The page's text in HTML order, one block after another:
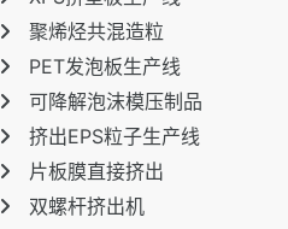
聚烯烃共混造粒
PET发泡板生产线
可降解泡沫模压制品
挤出EPS粒子生产线
片板膜直接挤出
双螺杆挤出机